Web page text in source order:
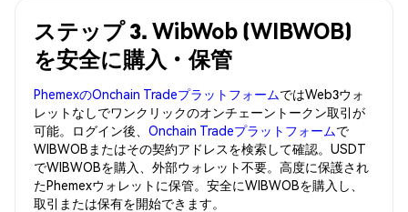
ステップ 3. WibWob (WIBWOB)
を安全に購入・保管
PhemexのOnchain TradeプラットフォームではWeb3ウォ
レットなしでワンクリックのオンチェーントークン取引が
可能。ログイン後、 Onchain Tradeプラットフォームで
WIBWOBまたはその契約アドレスを検索して確認。USDT
でWIBWOBを購入、外部ウォレット不要。高度に保護され
たPhemexウォレットに保管。安全にWIBWOBを購入し、
取引または保有を開始できます。